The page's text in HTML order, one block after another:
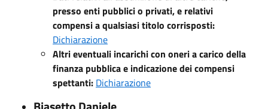
presso enti pubblici o privati, e relativi
compensi a qualsiasi titolo corrisposti:
Dichiarazione
Altri eventuali incarichi con oneri a carico della
finanza pubblica e indicazione dei compensi
spettanti: Dichiarazione